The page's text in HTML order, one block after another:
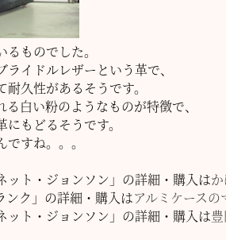
ものでした。
イドルレザーという革で、
久性があるそうです。
白い粉のようなものが特徴で、
もどるそうです。
すね。。。
ット・ジョンソン」の詳細・購入は
ンク」の詳細・購入はアルミケースの
ット・ジョンソン」の詳細・購入は